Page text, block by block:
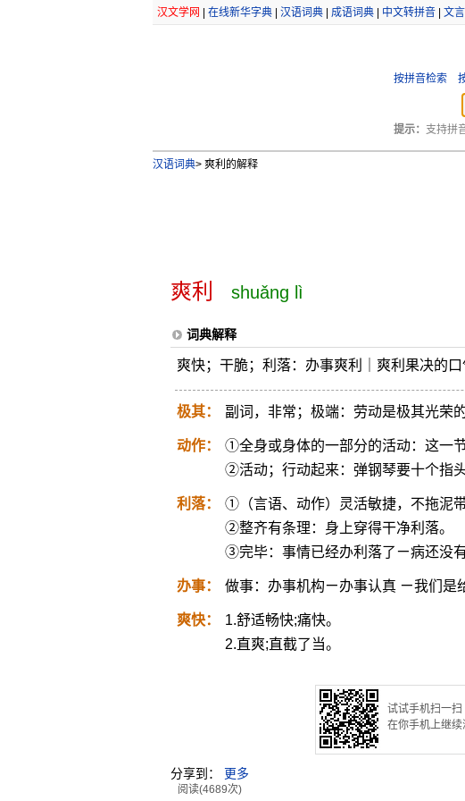
汉文学网 在线新华字典| 汉语词典| 成语词典| 中文转拼音| 文
按拼音检索
提示： 支持拼
汉语词典>爽利的解释
爽利 shuǎng lì
词典解释
爽快；干脆；利落：办事爽利｜爽利果决的口
极其： 副词，非常；极端：劳动是极其光荣
动作：
①全身或身体的一部分的活动：这一
②活动；行动起来：弹钢琴要十个指头
利落：
①（言语、动作）灵活敏捷，不拖泥
②整齐有条理：身上穿得干净利落。
③完毕：事情已经办利落了ㄧ病还没有
办事： 做事：办事机构ㄧ办事认真 ㄧ我们是
爽快：
1.舒适畅快;痛快。
2.直爽;直截了当。
试试手机扫一扫
在你手机上继续
分享到： 更多
阅读(4689次)